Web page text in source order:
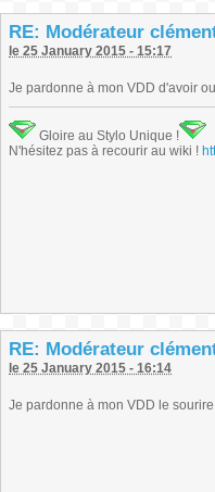
RE: Modérateur
le 25 January 2015 - 15:17
Je pardonne à mon VDD d'avoir
Gloire au Stylo Unique !
N'hésitez pas à recourir au wiki !
RE: Modérateur
le 25 January 2015 - 16:14
Je pardonne à mon VDD le